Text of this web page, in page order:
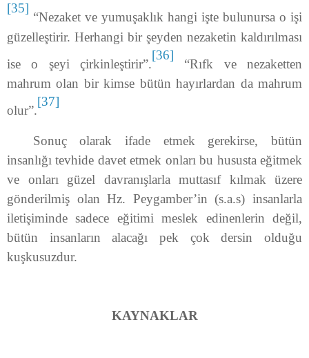
[35]
“Nezaket ve yumuşaklık hangi işte bulunursa o işi
güzelleştirir. Herhangi bir şeyden nezaketin kaldırılması
ise o şeyi çirkinleştirir”.
[36]
“Rıfk ve nezaketten
mahrum olan bir kimse bütün hayırlardan da mahrum
olur”.
[37]
Sonuç olarak ifade etmek gerekirse, bütün
insanlığı tevhide davet etmek onları bu hususta eğitmek
ve onları güzel davranışlarla muttasıf kılmak üzere
gönderilmiş olan Hz. Peygamber’in (s.a.s) insanlarla
iletişiminde sadece eğitimi meslek edinenlerin değil,
bütün insanların alacağı pek çok dersin olduğu
kuşkusuzdur.
KAYNAKLAR